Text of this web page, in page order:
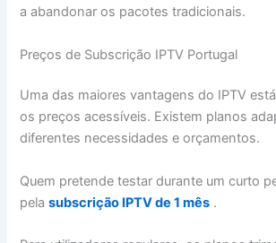
a abandonar os pacotes tradicionais.
Preços de Subscrição IPTV Portugal
Uma das maiores vantagens do IPTV
os preços acessíveis. Existem planos
diferentes necessidades e orçamentos.
Quem pretende testar durante um curto
pelasubscrição IPTV de 1 mês .